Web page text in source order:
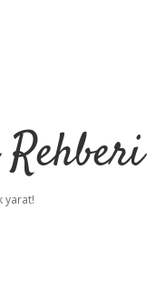
yarat!